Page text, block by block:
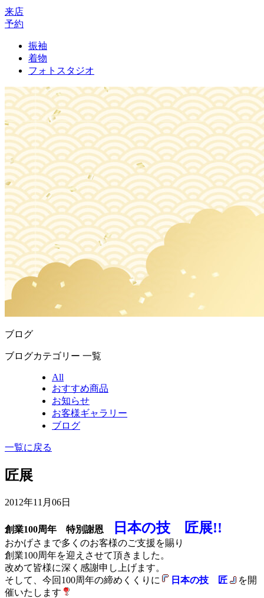
来店
予約
振袖
着物
フォトスタジオ
ブログ
ブログカテゴリー 一覧
All
おすすめ商品
お知らせ
お客様ギャラリー
ブログ
一覧に戻る
匠展
2012年11月06日
創業100周年 特別謝恩 日本の技 匠展!!
おかげさまで多くのお客様のご支援を賜り
創業100周年を迎えさせて頂きました。
改めて皆様に深く感謝申し上げます。
そして、今回100周年の締めくくりに
日本の技 匠
を開
催いたします